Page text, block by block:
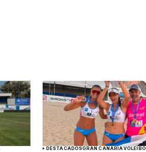
DESTACADOSGRAN CANARIA